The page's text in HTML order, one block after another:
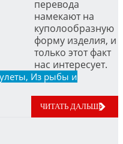
перевода
намекают на
куполообразную
форму изделия, и
только этот факт
нас интересует.
Из рыбы и
ЧИТАТЬ ДАЛЬШЕ